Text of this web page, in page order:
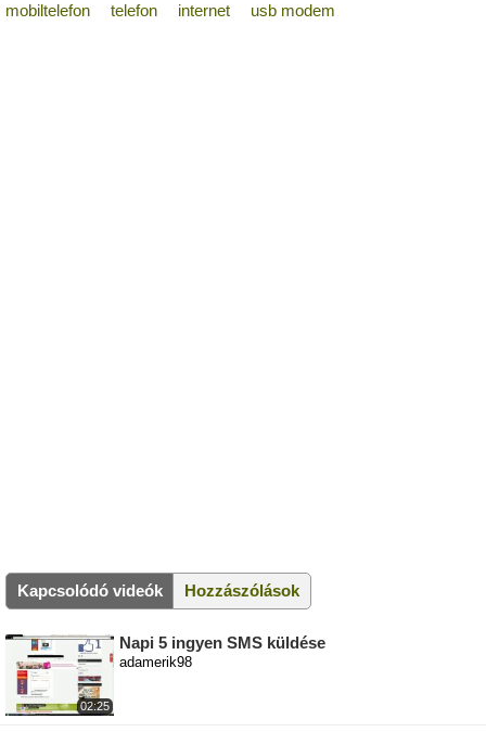
mobiltelefon
telefon internet usb modem
Kapcsolódó videók Hozzászólások
02:25
Napi 5 ingyen SMS küldése
adamerik98